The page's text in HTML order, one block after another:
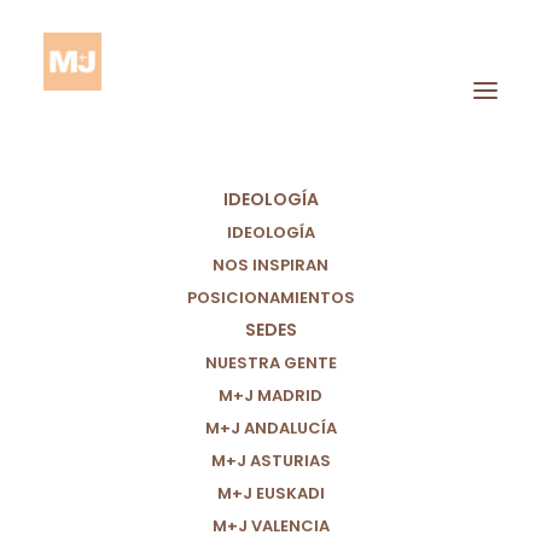
IDEOLOGÍA
IDEOLOGÍA
NOS INSPIRAN
POSICIONAMIENTOS
SEDES
NUESTRA GENTE
M+J MADRID
M+J ANDALUCÍA
M+J ASTURIAS
M+J EUSKADI
M+J VALENCIA
HACIA UNA ATENCIÓN
SOCIAL GRATUITA Y
UNIVERSAL PARA LAS
PERSONAS CON
DISCAPACIDAD Y/O